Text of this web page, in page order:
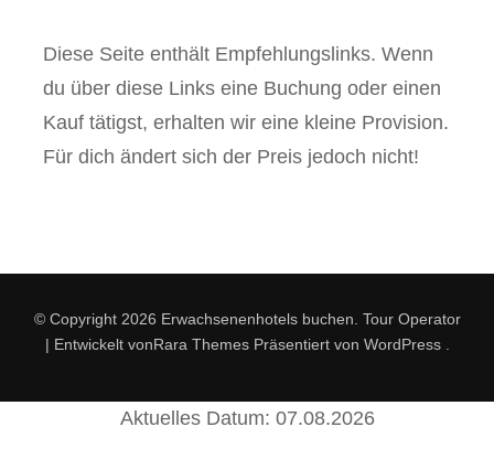
Diese Seite enthält Empfehlungslinks. Wenn
du über diese Links eine Buchung oder einen
Kauf tätigst, erhalten wir eine kleine Provision.
Für dich ändert sich der Preis jedoch nicht!
© Copyright 2026 Erwachsenenhotels buchen Tour Operator
| Entwickelt vonRara ThemesPräsentiert von WordPress.
Aktuelles Datum: 07.08.2026